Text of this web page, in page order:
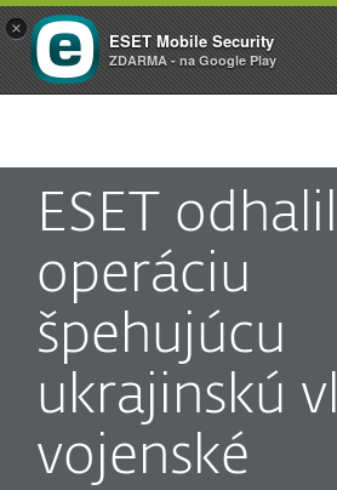
ESET odhalil
operáciu
špehujúcu
ukrajinskú
vojenské
×
ESET Mobile Security
ZDARMA - na Google Play